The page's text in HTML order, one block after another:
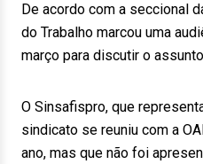
De acordo com a seccional
do Trabalho marcou uma
março para discutir o
O Sinsafispro, que
sindicato se reuniu com a
ano, mas que não foi